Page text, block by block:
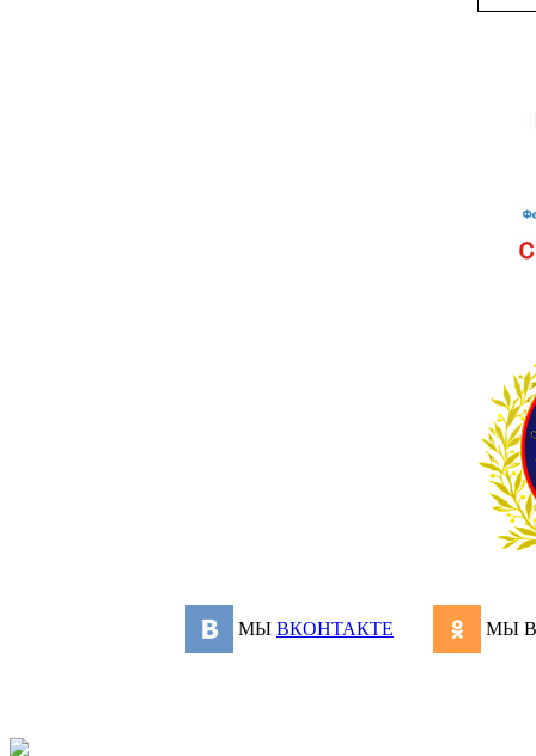
МЫ ВКОНТАКТЕ МЫ